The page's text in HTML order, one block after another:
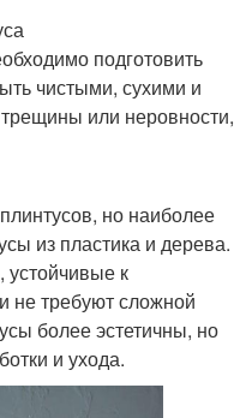
подготовить
чистыми, сухими и
или неровности,
но наиболее
из пластика и дерева.
устойчивые к
не требуют сложной
более эстетичны, но
и ухода.